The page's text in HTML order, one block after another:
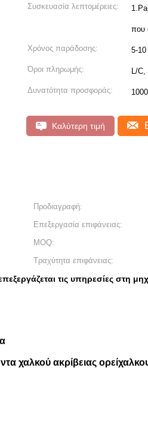
Συσκευασία λεπτομέρειες:
που
Χρόνος παράδοσης: 5-10
Όροι πληρωμής: L/
Δυνατότητα προσφοράς:
Καλύτερη τιμή
Προδιαγραφή:
Επεξεργασία επιφάνειας:
MOQ:
Τραχύτητα επιφάνειας:
τις υπηρεσίες στη
χαλκού ακρίβειας